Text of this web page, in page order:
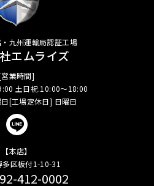
九州運輸局認証工場
エムライズ
業時間]
土日祝.10:00～18:00
[工場定休日] 日曜日
【本店】
多区板付1-10-31
412-0002